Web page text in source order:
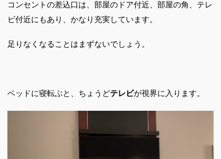
コンセントの差込口は、部屋のドア付近、部屋の角、テレ
ビ付近にもあり、かなり充実しています。
足りなくなることはまずないでしょう。
ベッドに寝転ぶと、ちょうどテレビが視界に入ります。